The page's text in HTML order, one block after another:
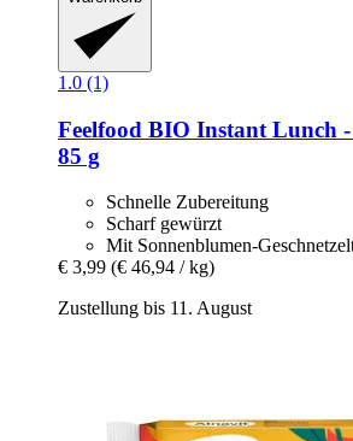
1.0 (1)
Feelfood BIO Instant Lunch
85 g
Schnelle Zubereitung
Scharf gewürzt
Mit Sonnenblumen-
€ 3,99 (€ 46,94 / kg)
Zustellung bis 11. August